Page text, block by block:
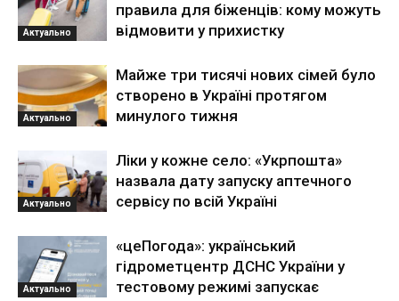
Актуально
правила для біженців: кому можуть
відмовити у прихистку
Актуально
Майже три тисячі нових сімей було
створено в Україні протягом
минулого тижня
Актуально
Ліки у кожне село: «Укрпошта»
назвала дату запуску аптечного
сервісу по всій Україні
Актуально
«цеПогода»: український
гідрометцентр ДСНС України у
тестовому режимі запускає